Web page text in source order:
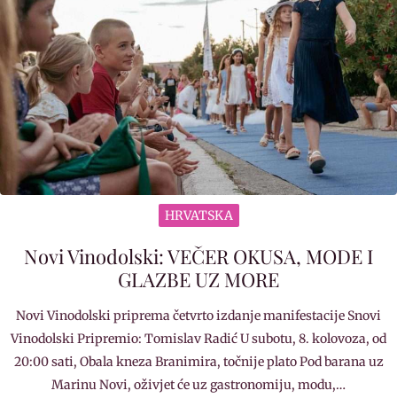
HRVATSKA
Novi Vinodolski: VEČER OKUSA, MODE I
GLAZBE UZ MORE
Novi Vinodolski priprema četvrto izdanje manifestacije Snovi
Vinodolski Pripremio: Tomislav Radić U subotu, 8. kolovoza, od
20:00 sati, Obala kneza Branimira, točnije plato Pod barana uz
Marinu Novi, oživjet će uz gastronomiju, modu,…